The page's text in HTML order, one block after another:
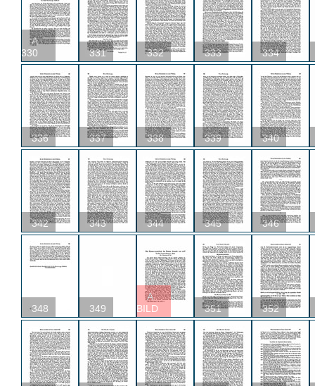
A
330
331 332 333 334
336 337 338 339 340
342 343 344 345 346
348 349
A
BILD
351 352